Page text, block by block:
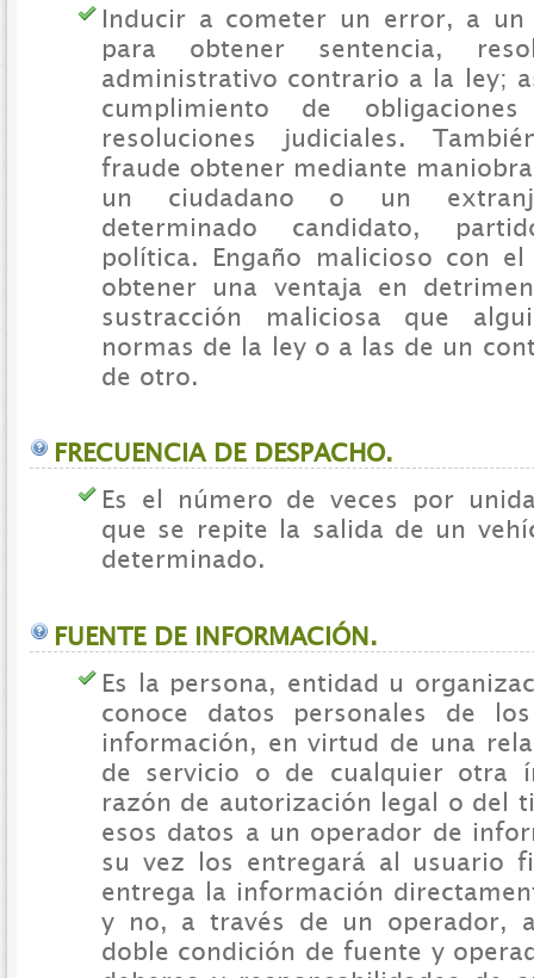
Inducir a cometer un error, a un
para obtener sentencia,
administrativo contrario a la ley;
cumplimiento de
resoluciones judiciales.
fraude obtener mediante
un ciudadano o un
determinado candidato,
política. Engaño malicioso con
obtener una ventaja en
sustracción maliciosa que
normas de la ley o a las de un
de otro.
FRECUENCIA DE DESPACHO.
Es el número de veces por
que se repite la salida de un
determinado.
FUENTE DE INFORMACIÓN.
Es la persona, entidad u
conoce datos personales de
información, en virtud de una
de servicio o de cualquier otra
razón de autorización legal o del
esos datos a un operador de
su vez los entregará al usuario
entrega la información
y no, a través de un operador,
doble condición de fuente y